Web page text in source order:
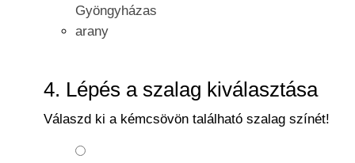
Gyöngyházas
arany
4. Lépés a szalag kiválasztása
Válaszd ki a kémcsövön található szalag színét!